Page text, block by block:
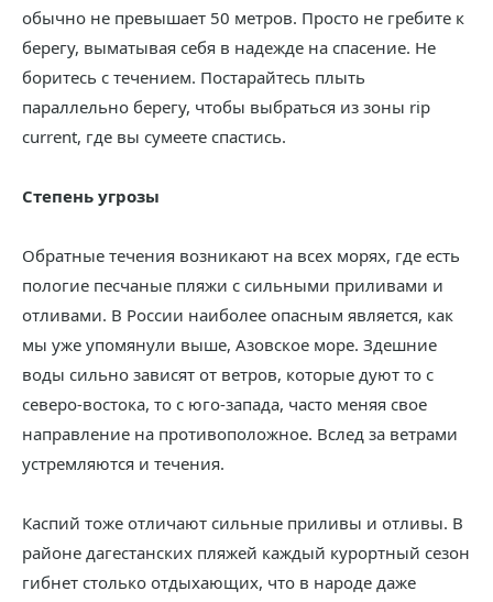
обычно не превышает 50 метров. Просто не гребите к
берегу, выматывая себя в надежде на спасение. Не
боритесь с течением. Постарайтесь плыть
параллельно берегу, чтобы выбраться из зоны rip
current, где вы сумеете спастись.
Степень угрозы
Обратные течения возникают на всех морях, где есть
пологие песчаные пляжи с сильными приливами и
отливами. В России наиболее опасным является, как
мы уже упомянули выше, Азовское море. Здешние
воды сильно зависят от ветров, которые дуют то с
северо-востока, то с юго-запада, часто меняя свое
направление на противоположное. Вслед за ветрами
устремляются и течения.
Каспий тоже отличают сильные приливы и отливы. В
районе дагестанских пляжей каждый курортный сезон
гибнет столько отдыхающих, что в народе даже